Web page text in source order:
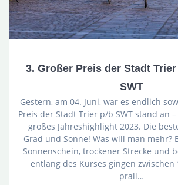
3. Großer Preis der Stadt
SWT
Gestern, am 04. Juni, war es endlich
Preis der Stadt Trier p/b SWT stand an
großes Jahreshighlight 2023. Die
Grad und Sonne! Was will man mehr?
Sonnenschein, trockener Strecke und
entlang des Kurses gingen zwischen
prall…